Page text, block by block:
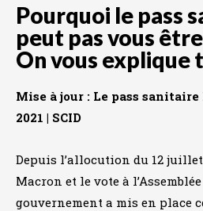
Pourquoi le pass
peut pas vous
On vous explique
Mise à jour : Le pass
2021 | SCID
Depuis l’allocution du 12 juillet
Macron et le vote à
gouvernement a mis en place